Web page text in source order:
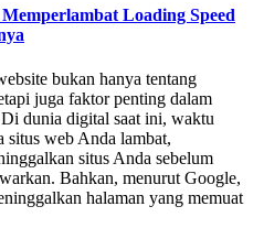
Loading Speed
bukan hanya tentang
juga faktor penting dalam
dunia digital saat ini, waktu
situs web Anda lambat,
situs Anda sebelum
Bahkan, menurut Google,
halaman yang memuat